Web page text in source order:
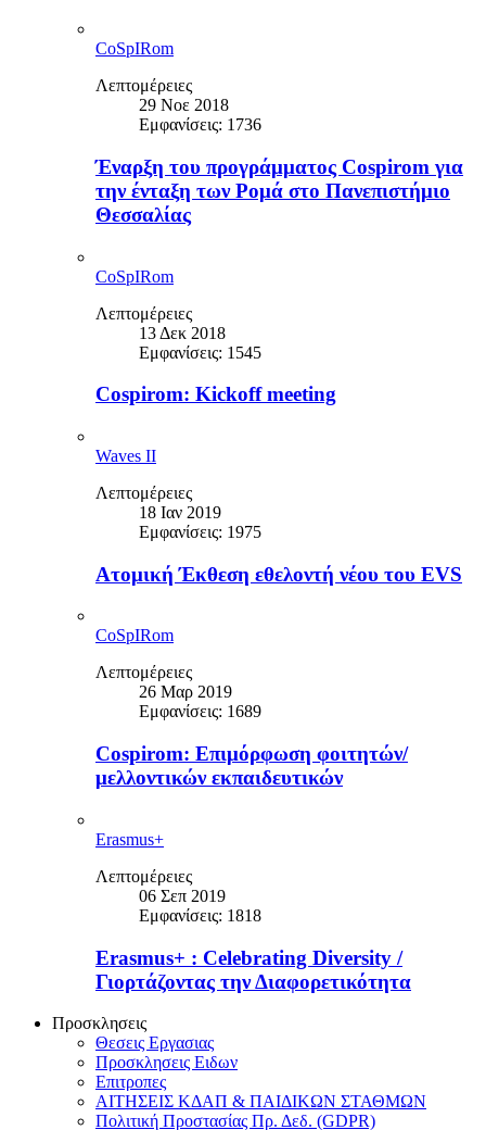
CoSpIRom
Λεπτομέρειες
29 Νοε 2018
Εμφανίσεις: 1736
Έναρξη του προγράμματος Cospirom για
την ένταξη των Ρομά στο Πανεπιστήμιο
Θεσσαλίας
CoSpIRom
Λεπτομέρειες
13 Δεκ 2018
Εμφανίσεις: 1545
Cospirom: Kickoff meeting
Waves II
Λεπτομέρειες
18 Ιαν 2019
Εμφανίσεις: 1975
Ατομική Έκθεση εθελοντή νέου του EVS
CoSpIRom
Λεπτομέρειες
26 Μαρ 2019
Εμφανίσεις: 1689
Cospirom: Επιμόρφωση φοιτητών/
μελλοντικών εκπαιδευτικών
Erasmus+
Λεπτομέρειες
06 Σεπ 2019
Εμφανίσεις: 1818
Erasmus+ : Celebrating Diversity /
Γιορτάζοντας την Διαφορετικότητα
Προσκλησεις
Θεσεις Εργασιας
Προσκλησεις Ειδων
Επιτροπες
ΑΙΤΗΣΕΙΣ ΚΔΑΠ & ΠΑΙΔΙΚΩΝ ΣΤΑΘΜΩΝ
Πολιτική Προστασίας Πρ. Δεδ. (GDPR)